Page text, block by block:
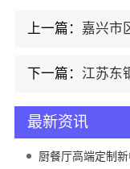
上一篇： 嘉兴市
下一篇： 江苏东
最新资讯